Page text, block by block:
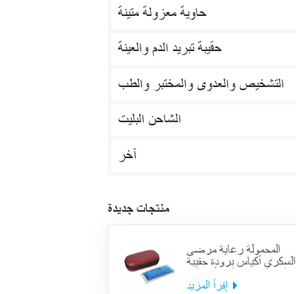
حاوية معزولة متينة
حقيبة تبريد الدم والعينة
التشخيص والعدوى والمختبر والطب
الشاحن البليت
آخر
منتجات جديدة
المحمولة رعاية مرضى
السكري أكياس برودة حقيبة
العرض معزول الأنسولين
لوازم حالة السفر
إقرأ المزيد